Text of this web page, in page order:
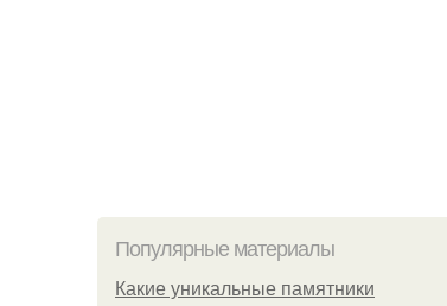
Популярные материалы
Какие уникальные памятники